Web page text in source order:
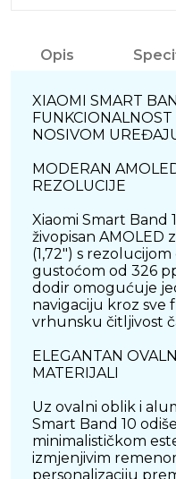
Opis
XIAOMI SMART
NOSIVOM
MODERAN
REZOLUCIJE
Xiaomi Smart Band
živopisan AMOLED
(1,72") s
gustoćom od 326
dodir omogućuje
navigaciju kroz sve
vrhunsku čitljivost
ELEGANTAN
MATERIJALI
Uz ovalni oblik i
Smart Band 10
minimalističkom
izmjenjivim
personalizaciju